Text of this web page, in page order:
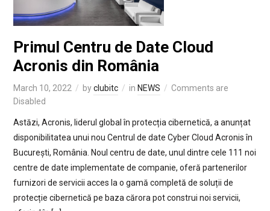
Primul Centru de Date Cloud
Acronis din România
March 10, 2022 byclubitc in NEWS
Comments are
Disabled
Astăzi, Acronis, liderul global în protecția cibernetică, a anunțat
disponibilitatea unui nou Centrul de date Cyber Cloud Acronis în
București, România. Noul centru de date, unul dintre cele 111 noi
centre de date implementate de companie, oferă partenerilor
furnizori de servicii acces la o gamă completă de soluții de
protecție cibernetică pe baza cărora pot construi noi servicii,